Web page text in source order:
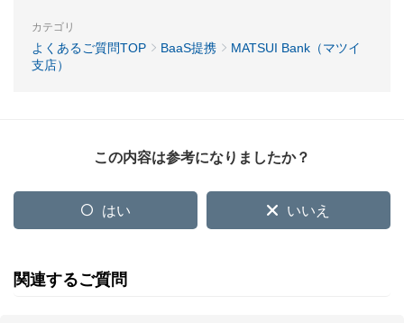
カテゴリ
よくあるご質問TOP BaaS提携
MATSUI Bank（マツイ
支店）
この内容は参考になりましたか？
はい いいえ
関連するご質問